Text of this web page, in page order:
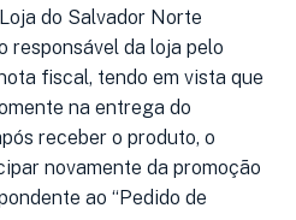
do Salvador Norte
responsável da loja pelo
fiscal, tendo em vista que
na entrega do
receber o produto, o
novamente da promoção
ao “Pedido de